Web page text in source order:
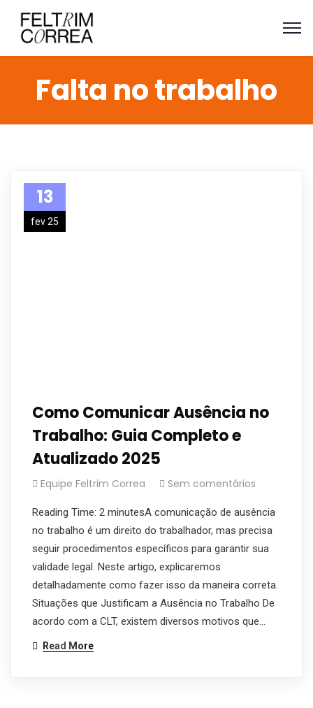
Falta no trabalho
13
fev 25
Como Comunicar Ausência no
Trabalho: Guia Completo e
Atualizado 2025
Equipe Feltrim Correa Sem comentários
Reading Time: 2 minutesA comunicação de ausência
no trabalho é um direito do trabalhador, mas precisa
seguir procedimentos específicos para garantir sua
validade legal. Neste artigo, explicaremos
detalhadamente como fazer isso da maneira correta.
Situações que Justificam a Ausência no Trabalho De
acordo com a CLT, existem diversos motivos que…
Read More